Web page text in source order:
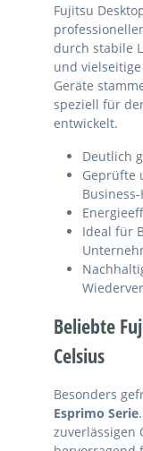
Fujitsu
durch stabile
und
Geräte
speziell für
entwickelt.
Deutlich
Geprüfte
Ideal für
Beliebte
Celsius
Besonders
Esprimo Serie
zuverlässigen